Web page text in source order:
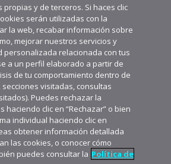
VIDEOS RECIENTES
propias y de terceros. Si haces clic
serán utilizadas con la
la web, recabar información sobre
mejorar nuestros servicios y
personalizada relacionada con tus
a un perfil elaborado a partir de
de tu comportamiento dentro de
visitadas, consultas
Puedes rechazar la
haciendo clic en “Rechazar” o bien
individual haciendo clic en
obtener información detallada
las cookies, o conocer cómo
puedes consultar la Política de